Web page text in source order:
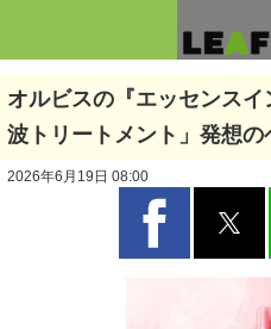
オルビスの『エッセンス
波トリートメント」発想の
2026年6月19日 08:00